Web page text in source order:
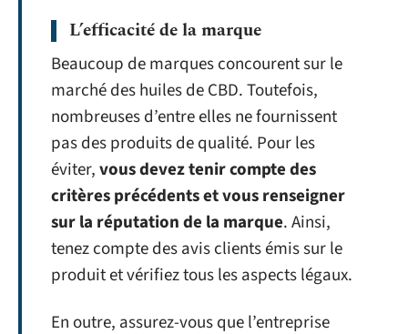
L’efficacité de la marque
Beaucoup de marques concourent sur le
marché des huiles de CBD. Toutefois,
nombreuses d’entre elles ne fournissent
pas des produits de qualité. Pour les
éviter,vous devez tenir compte des
critères précédents et vous renseigner
sur la réputation de la marque. Ainsi,
tenez compte des avis clients émis sur le
produit et vérifiez tous les aspects légaux.
En outre, assurez-vous que l’entreprise